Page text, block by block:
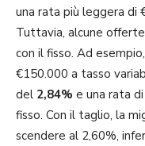
una rata più leggera di
Tuttavia, alcune
con il fisso. Ad
€150.000 a tasso
del 2,84% e una rata di
fisso. Con il taglio, la
scendere al 2,60%,